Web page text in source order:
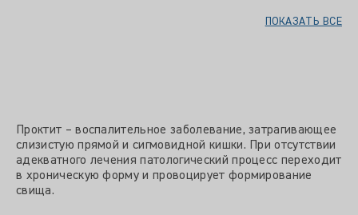
ПОКАЗАТЬ ВСЕ
Проктит – воспалительное заболевание, затрагивающее
слизистую прямой и сигмовидной кишки. При отсутствии
адекватного лечения патологический процесс переходит
в хроническую форму и провоцирует формирование
свища.